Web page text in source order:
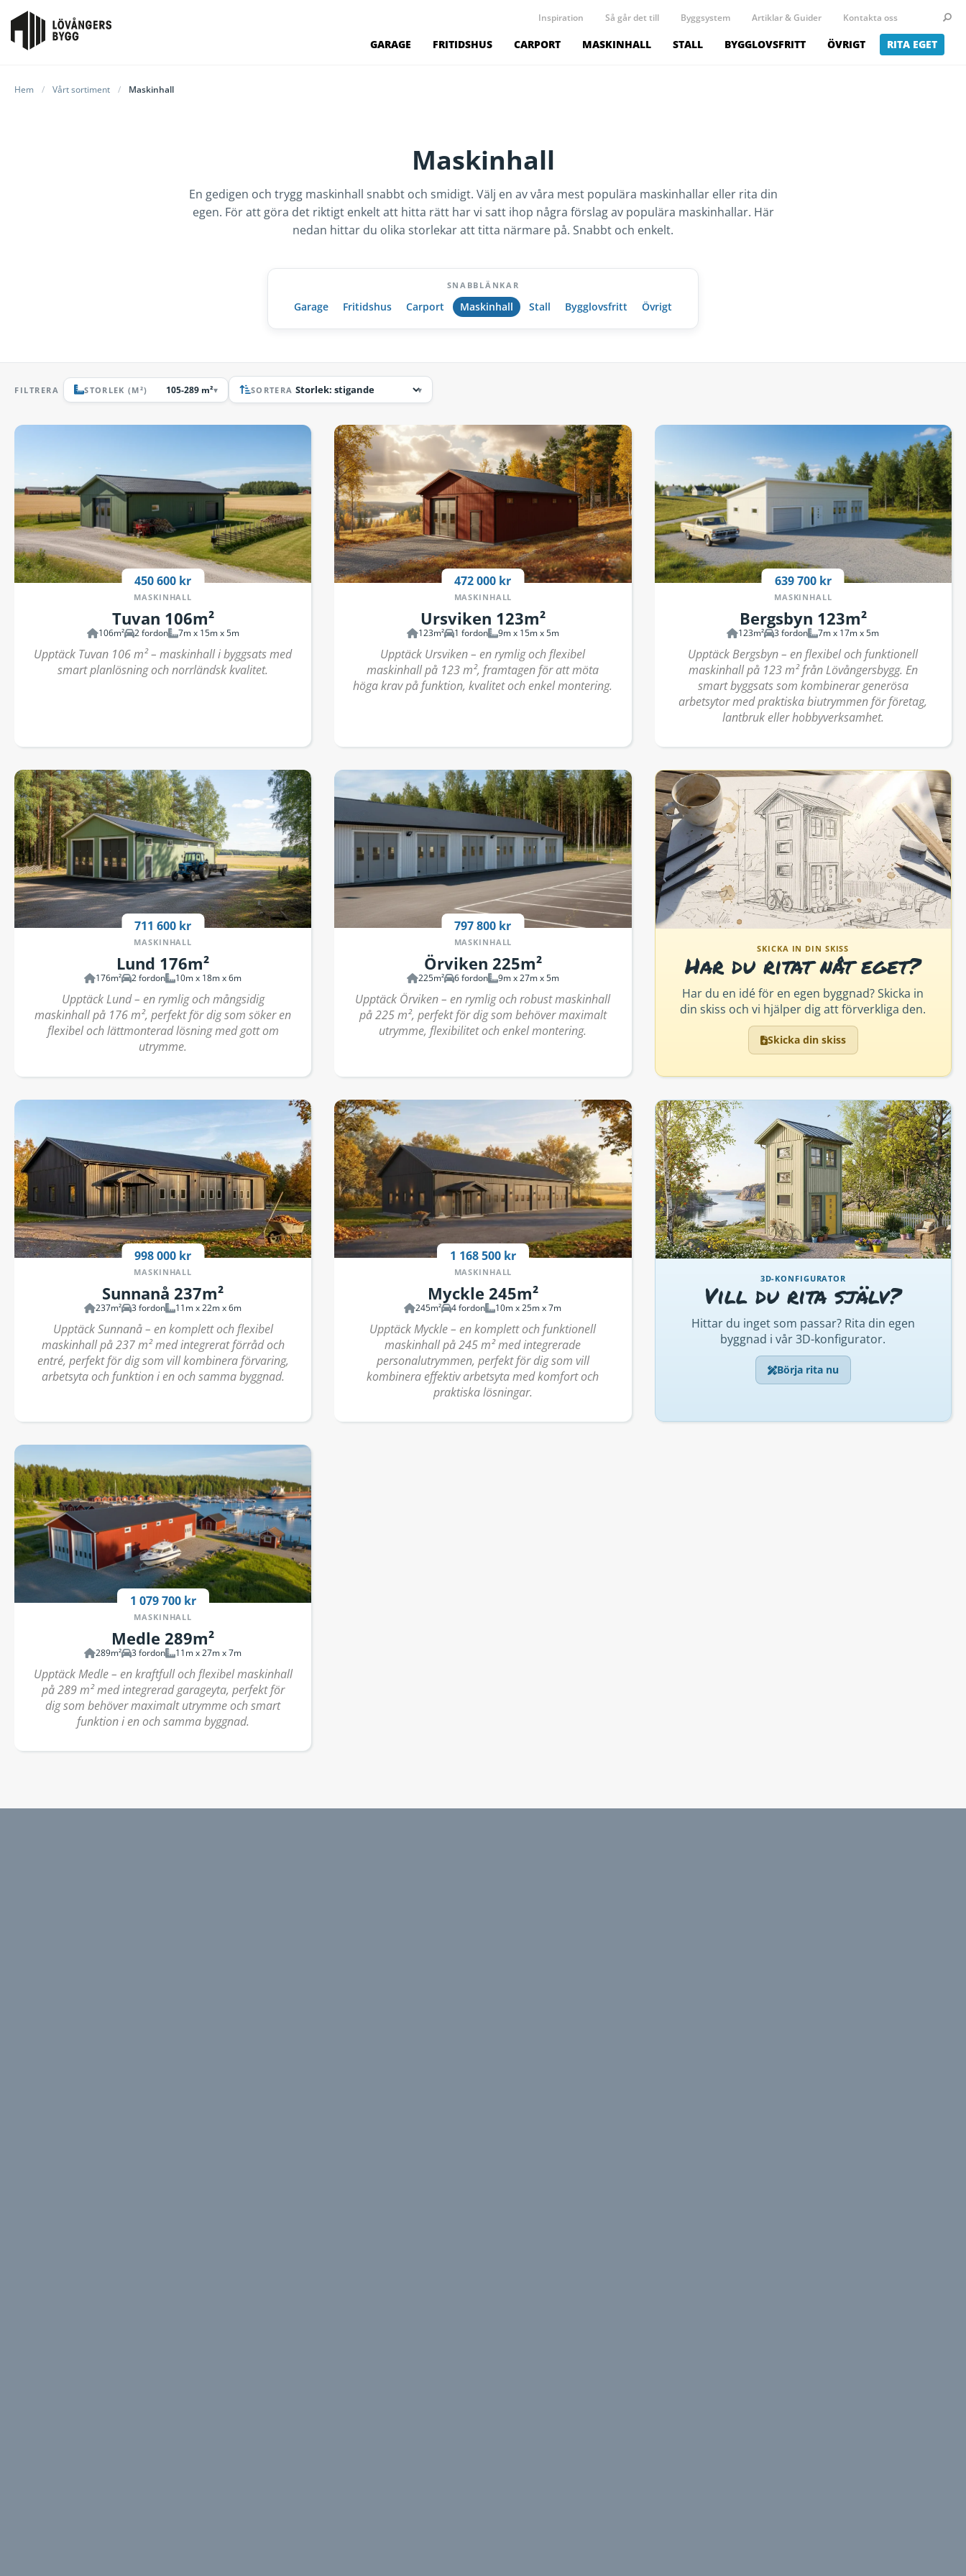
Inspiration Så går det till Byggsystem Artiklar & Guider Kontakta oss
GARAGE FRITIDSHUS CARPORT MASKINHALL STALL BYGGLOVSFRITT ÖVRIGT RITA EGET
Hem / Vårt sortiment / Maskinhall
Maskinhall
En gedigen och trygg maskinhall snabbt och smidigt. Välj en av våra mest populära maskinhallar eller rita din
egen. För att göra det riktigt enkelt att hitta rätt har vi satt ihop några förslag av populära maskinhallar. Här
nedan hittar du olika storlekar att titta närmare på. Snabbt och enkelt.
SNABBLÄNKAR
Garage Fritidshus Carport Maskinhall Stall Bygglovsfritt Övrigt
FILTRERA STORLEK (M²) 105-289 m²▾ SORTERA
450 600 kr
MASKINHALL
Tuvan 106m²
106m² 2 fordon 7m x 15m x 5m
Upptäck Tuvan 106 m² – maskinhall i byggsats med
smart planlösning och norrländsk kvalitet.
472 000 kr
MASKINHALL
Ursviken 123m²
123m² 1 fordon 9m x 15m x 5m
Upptäck Ursviken – en rymlig och flexibel
maskinhall på 123 m², framtagen för att möta
höga krav på funktion, kvalitet och enkel montering.
639 700 kr
MASKINHALL
Bergsbyn 123m²
123m² 3 fordon 7m x 17m x 5m
Upptäck Bergsbyn – en flexibel och funktionell
maskinhall på 123 m² från Lövångersbygg. En
smart byggsats som kombinerar generösa
arbetsytor med praktiska biutrymmen för företag,
lantbruk eller hobbyverksamhet.
711 600 kr
MASKINHALL
Lund 176m²
176m² 2 fordon 10m x 18m x 6m
Upptäck Lund – en rymlig och mångsidig
maskinhall på 176 m², perfekt för dig som söker en
flexibel och lättmonterad lösning med gott om
utrymme.
797 800 kr
MASKINHALL
Örviken 225m²
225m² 6 fordon 9m x 27m x 5m
Upptäck Örviken – en rymlig och robust maskinhall
på 225 m², perfekt för dig som behöver maximalt
utrymme, flexibilitet och enkel montering.
SKICKA IN DIN SKISS
Har du ritat nåt eget?
Har du en idé för en egen byggnad? Skicka in
din skiss och vi hjälper dig att förverkliga den.
Skicka din skiss
998 000 kr
MASKINHALL
Sunnanå 237m²
237m² 3 fordon 11m x 22m x 6m
Upptäck Sunnanå – en komplett och flexibel
maskinhall på 237 m² med integrerat förråd och
entré, perfekt för dig som vill kombinera förvaring,
arbetsyta och funktion i en och samma byggnad.
1 168 500 kr
MASKINHALL
Myckle 245m²
245m² 4 fordon 10m x 25m x 7m
Upptäck Myckle – en komplett och funktionell
maskinhall på 245 m² med integrerade
personalutrymmen, perfekt för dig som vill
kombinera effektiv arbetsyta med komfort och
praktiska lösningar.
3D-KONFIGURATOR
Vill du rita själv?
Hittar du inget som passar? Rita din egen
byggnad i vår 3D-konfigurator.
Börja rita nu
1 079 700 kr
MASKINHALL
Medle 289m²
289m² 3 fordon 11m x 27m x 7m
Upptäck Medle – en kraftfull och flexibel maskinhall
på 289 m² med integrerad garageyta, perfekt för
dig som behöver maximalt utrymme och smart
funktion i en och samma byggnad.